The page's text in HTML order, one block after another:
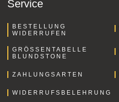
Service
BESTELLUNG
WIDERRUFEN
GRÖSSENTABELLE B
LUNDSTONE
ZAHLUNGSARTEN
WIDERRUFSBELEHRUNG